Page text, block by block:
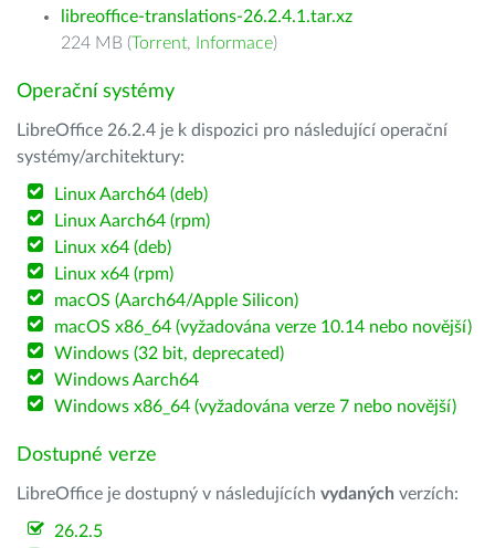
libreoffice-translations-26.2.4.1.tar.xz
224 MB (Torrent, Informace)
Operační systémy
LibreOffice 26.2.4 je k dispozici pro následující operační
systémy/architektury:
Linux Aarch64 (deb)
Linux Aarch64 (rpm)
Linux x64 (deb)
Linux x64 (rpm)
macOS (Aarch64/Apple Silicon)
macOS x86_64 (vyžadována verze 10.14 nebo novější)
Windows (32 bit, deprecated)
Windows Aarch64
Windows x86_64 (vyžadována verze 7 nebo novější)
Dostupné verze
LibreOffice je dostupný v následujících vydaných verzích:
26.2.5